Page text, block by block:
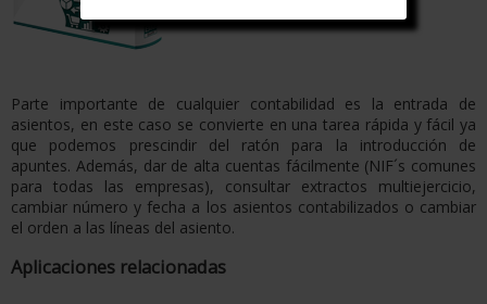
Parte importante de cualquier contabilidad es la entrada de
asientos, en este caso se convierte en una tarea rápida y fácil ya
que podemos prescindir del ratón para la introducción de
apuntes. Además, dar de alta cuentas fácilmente (NIF´s comunes
para todas las empresas), consultar extractos multiejercicio,
cambiar número y fecha a los asientos contabilizados o cambiar
el orden a las líneas del asiento.
Aplicaciones relacionadas